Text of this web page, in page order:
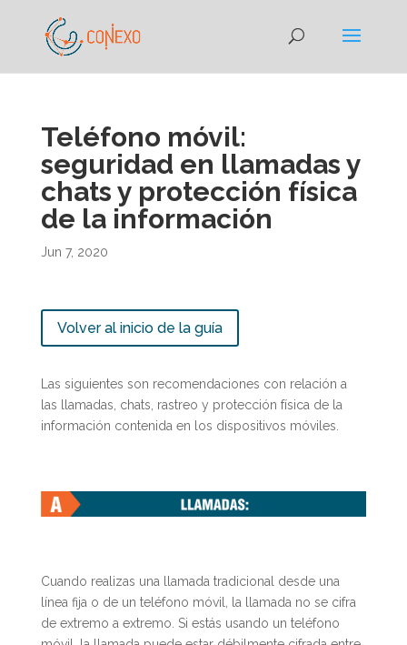
Teléfono móvil:
seguridad en llamadas y
chats y protección física
de la información
Jun 7, 2020
Volver al inicio de la guía
Las siguientes son recomendaciones con relación a
las llamadas, chats, rastreo y protección física de la
información contenida en los dispositivos móviles.
Cuando realizas una llamada tradicional desde una
línea fija o de un teléfono móvil, la llamada no se cifra
de extremo a extremo. Si estás usando un teléfono